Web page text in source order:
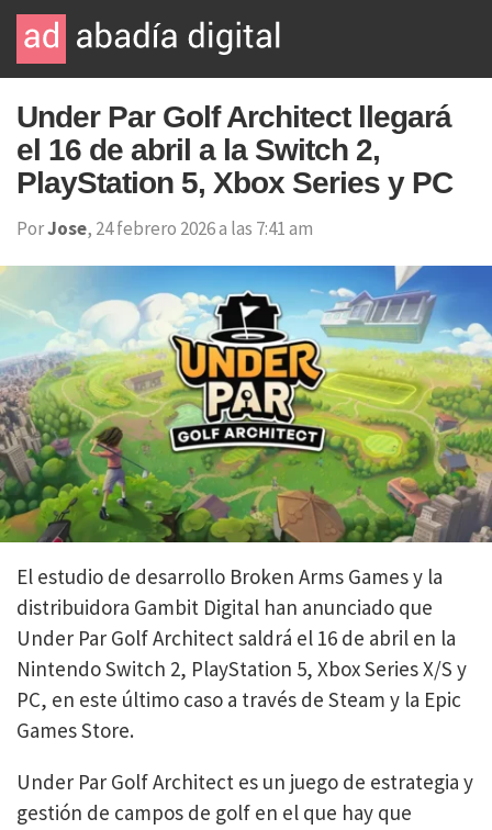
Under Par Golf Architect llegará
el 16 de abril a la Switch 2,
PlayStation 5, Xbox Series y PC
PorJose, 24 febrero 2026 a las 7:41 am
El estudio de desarrollo Broken Arms Games y la
distribuidora Gambit Digital han anunciado que
Under Par Golf Architect saldrá el 16 de abril en la
Nintendo Switch 2, PlayStation 5, Xbox Series X/S y
PC, en este último caso a través de Steam y la Epic
Games Store.
Under Par Golf Architect es un juego de estrategia y
gestión de campos de golf en el que hay que